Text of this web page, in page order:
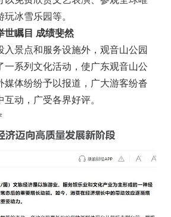
冰雪乐园等。
世瞩目 成绩斐然
景点和服务设施外，观音山公园
一系列文化活动，使广东观音山公
媒体纷纷予以报道，广大游客纷沓
动，广受各界好评。